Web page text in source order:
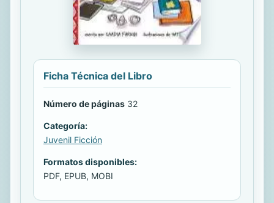
Ficha Técnica del Libro
Número de páginas 32
Categoría:
Juvenil Ficción
Formatos disponibles:
PDF, EPUB, MOBI